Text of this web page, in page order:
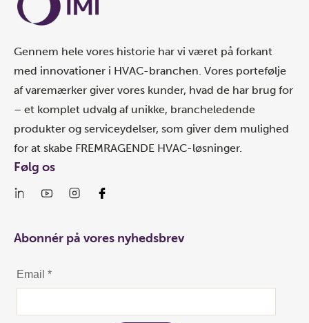
Gennem hele vores historie har vi været på forkant
med innovationer i HVAC-branchen. Vores portefølje
af varemærker giver vores kunder, hvad de har brug for
– et komplet udvalg af unikke, brancheledende
produkter og serviceydelser, som giver dem mulighed
for at skabe FREMRAGENDE HVAC-løsninger.
Følg os
Abonnér på vores nyhedsbrev